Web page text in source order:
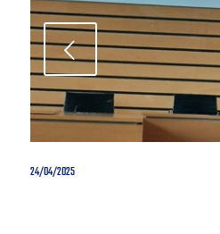
Next
24/04/2025